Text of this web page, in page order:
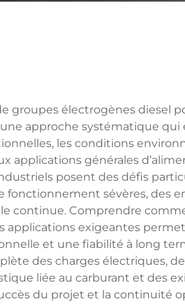
groupes électrogènes diesel
approche systématique qui
les conditions
applications générales
posent des défis
fonctionnement sévères, des
continue. Comprendre
applications exigeantes
et une fiabilité à long
des charges électriques,
liée au carburant et des
du projet et la continuité